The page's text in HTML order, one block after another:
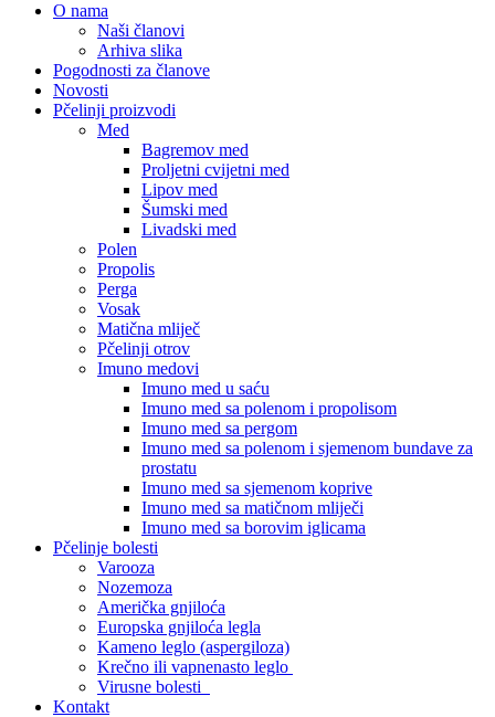
O nama
Naši članovi
Arhiva slika
Pogodnosti za članove
Novosti
Pčelinji proizvodi
Med
Bagremov med
Proljetni cvijetni med
Lipov med
Šumski med
Livadski med
Polen
Propolis
Perga
Vosak
Matična mliječ
Pčelinji otrov
Imuno medovi
Imuno med u saću
Imuno med sa polenom i propolisom
Imuno med sa pergom
Imuno med sa polenom i sjemenom bundave za
prostatu
Imuno med sa sjemenom koprive
Imuno med sa matičnom mliječi
Imuno med sa borovim iglicama
Pčelinje bolesti
Varooza
Nozemoza
Američka gnjiloća
Europska gnjiloća legla
Kameno leglo (aspergiloza)
Krečno ili vapnenasto leglo
Virusne bolesti
Kontakt